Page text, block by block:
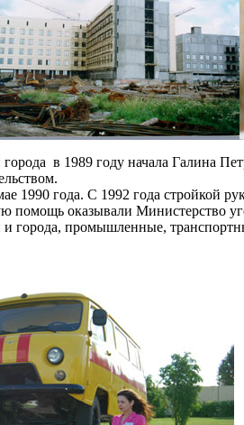
в 1989 году начала Галина
1990 года. С 1992 года
помощь оказывали
промышленные,